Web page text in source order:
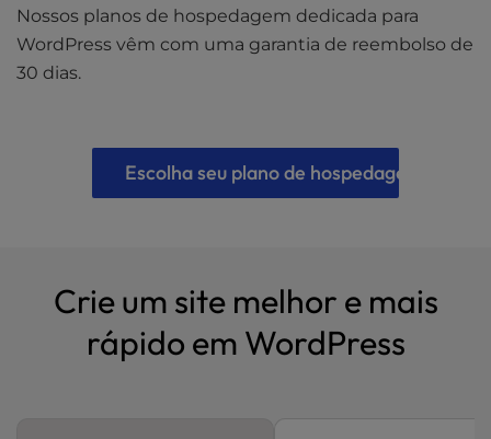
Nossos planos de hospedagem dedicada para
WordPress vêm com uma garantia de reembolso de
30 dias.
Escolha seu plano de hospedagem
Crie um site melhor e mais
rápido em WordPress